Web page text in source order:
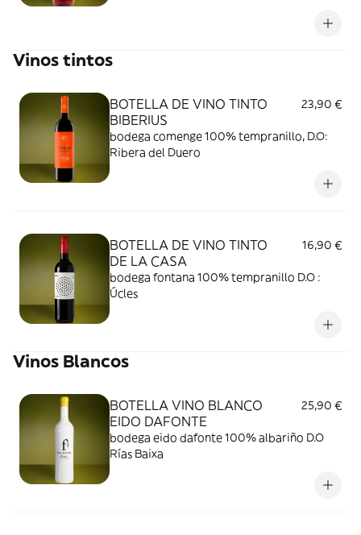
Vinos tintos
BOTELLA DE VINO TINTO
BIBERIUS
23,90 €
bodega comenge 100% tempranillo, D.O:
Ribera del Duero
BOTELLA DE VINO TINTO
DE LA CASA
16,90 €
bodega fontana 100% tempranillo D.O :
Úcles
Vinos Blancos
BOTELLA VINO BLANCO
EIDO DAFONTE
25,90 €
bodega eido dafonte 100% albariño D.O
Rías Baixa